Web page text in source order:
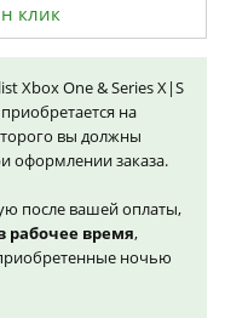
клик
Xbox One & Series X|S
на
вы должны
оформлении заказа.
после вашей оплаты,
рабочее время,
ночью